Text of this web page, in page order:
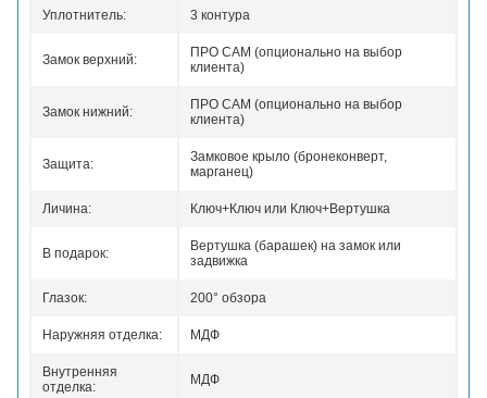
Уплотнитель: 3 контура
Замок верхний:
ПРО САМ (опционально на выбор
клиента)
Замок нижний:
ПРО САМ (опционально на выбор
клиента)
Защита:
Замковое крыло (бронеконверт,
марганец)
Личина: Ключ+Ключ или Ключ+Вертушка
В подарок:
Вертушка (барашек) на замок или
задвижка
Глазок: 200° обзора
Наружняя отделка: МДФ
Внутренняя
отделка:
МДФ